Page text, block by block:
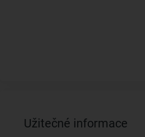
Užitečné informace